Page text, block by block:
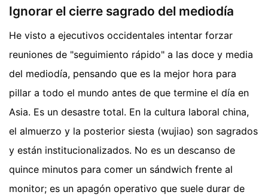
Ignorar el cierre sagrado del mediodía
He visto a ejecutivos occidentales intentar forzar
reuniones de "seguimiento rápido" a las doce y media
del mediodía, pensando que es la mejor hora para
pillar a todo el mundo antes de que termine el día en
Asia. Es un desastre total. En la cultura laboral china,
el almuerzo y la posterior siesta (wujiao) son sagrados
y están institucionalizados. No es un descanso de
quince minutos para comer un sándwich frente al
monitor; es un apagón operativo que suele durar de